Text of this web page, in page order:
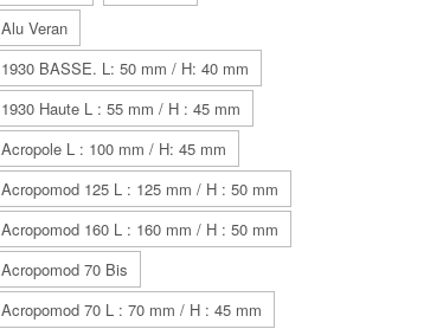
Alu Veran
1930 BASSE. L: 50 mm / H: 40 mm
1930 Haute L : 55 mm / H : 45 mm
Acropole L : 100 mm / H: 45 mm
Acropomod 125 L : 125 mm / H : 50 mm
Acropomod 160 L : 160 mm / H : 50 mm
Acropomod 70 Bis
Acropomod 70 L : 70 mm / H : 45 mm